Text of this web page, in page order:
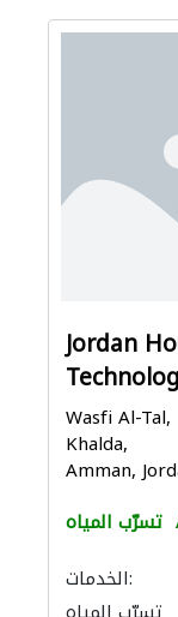
Jordan
Wasfi Al-Tal,
Khalda,
Amman,
تسرّب المياه
الخدمات: